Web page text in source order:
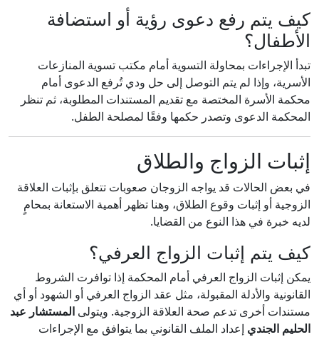
كيف يتم رفع دعوى رؤية أو استضافة
الأطفال؟
تبدأ الإجراءات بمحاولة التسوية أمام مكتب تسوية المنازعات
الأسرية، وإذا لم يتم التوصل إلى حل ودي تُرفع الدعوى أمام
محكمة الأسرة المختصة مع تقديم المستندات المطلوبة، ثم تنظر
المحكمة الدعوى وتصدر حكمها وفقًا لمصلحة الطفل.
إثبات الزواج والطلاق
في بعض الحالات قد يواجه الزوجان صعوبات تتعلق بإثبات العلاقة
الزوجية أو إثبات وقوع الطلاق، وهنا تظهر أهمية الاستعانة بمحامٍ
لديه خبرة في هذا النوع من القضايا.
كيف يتم إثبات الزواج العرفي؟
يمكن إثبات الزواج العرفي أمام المحكمة إذا توافرت الشروط
القانونية والأدلة المقبولة، مثل عقد الزواج العرفي أو الشهود أو أي
مستندات أخرى تدعم صحة العلاقة الزوجية. ويتولى المستشار عبد
الحليم الجندي إعداد الملف القانوني بما يتوافق مع الإجراءات